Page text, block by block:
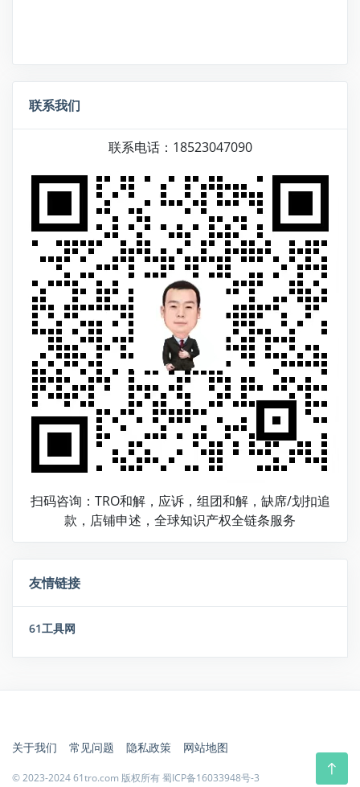
联系我们
联系电话：18523047090
扫码咨询：TRO和解，应诉，组团和解，缺席/划扣追
款，店铺申述，全球知识产权全链条服务
友情链接
61工具网
© 2023-2024 61tro.com 版权所有蜀ICP备16033948号-3
关于我们 常见问题 隐私政策 网站地图